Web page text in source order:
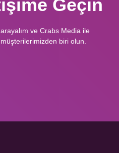
Geçin
ve Crabs Media ile
biri olun.